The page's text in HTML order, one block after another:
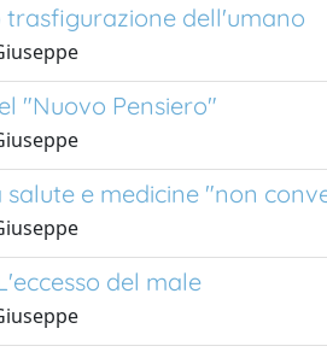
dell'umano
"Nuovo Pensiero"
salute e medicine "non
del male